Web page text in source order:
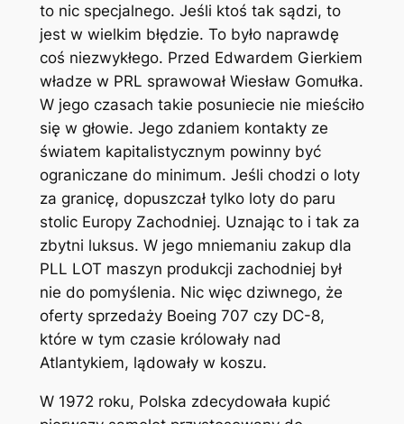
to nic specjalnego. Jeśli ktoś tak sądzi, to
jest w wielkim błędzie. To było naprawdę
coś niezwykłego. Przed Edwardem Gierkiem
władze w PRL sprawował Wiesław Gomułka.
W jego czasach takie posuniecie nie mieściło
się w głowie. Jego zdaniem kontakty ze
światem kapitalistycznym powinny być
ograniczane do minimum. Jeśli chodzi o loty
za granicę, dopuszczał tylko loty do paru
stolic Europy Zachodniej. Uznając to i tak za
zbytni luksus. W jego mniemaniu zakup dla
PLL LOT maszyn produkcji zachodniej był
nie do pomyślenia. Nic więc dziwnego, że
oferty sprzedaży Boeing 707 czy DC-8,
które w tym czasie królowały nad
Atlantykiem, lądowały w koszu.
W 1972 roku, Polska zdecydowała kupić